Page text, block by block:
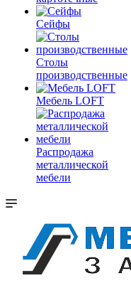
Сейфы
Столы
производственные
Мебель LOFT
Распродажа
металлической
мебели